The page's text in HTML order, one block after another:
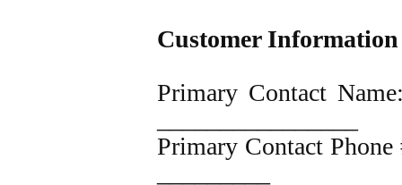
Customer
Primary Contact
Primary Contact